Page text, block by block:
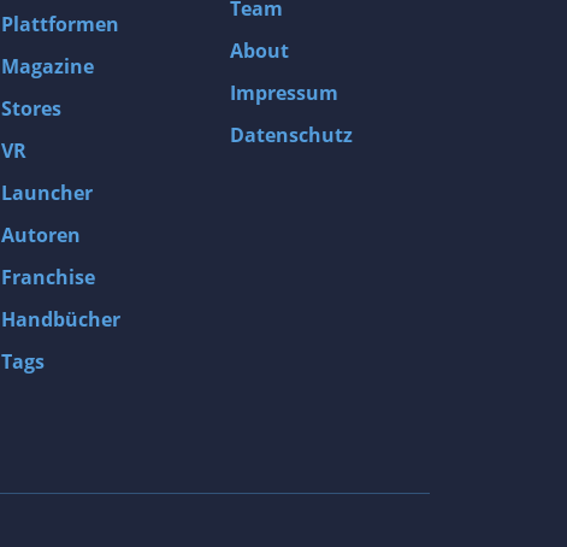
Plattformen
Magazine
Stores
VR
Launcher
Autoren
Franchise
Handbücher
Tags
Team
About
Impressum
Datenschutz